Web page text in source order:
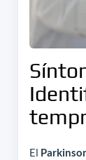
El